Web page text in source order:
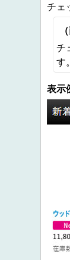
チェ
チ
す。
表示